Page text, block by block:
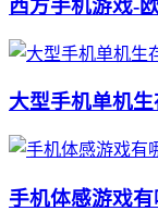
西方手机游戏-
大型手机单机
手机体感游戏